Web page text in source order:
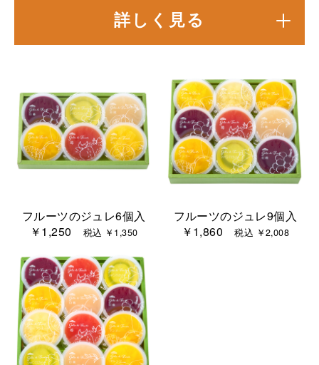
詳しく見る
フルーツのジュレ6個入
￥1,250
税込 ￥1,350
フルーツのジュレ9個入
￥1,860税込 ￥2,008